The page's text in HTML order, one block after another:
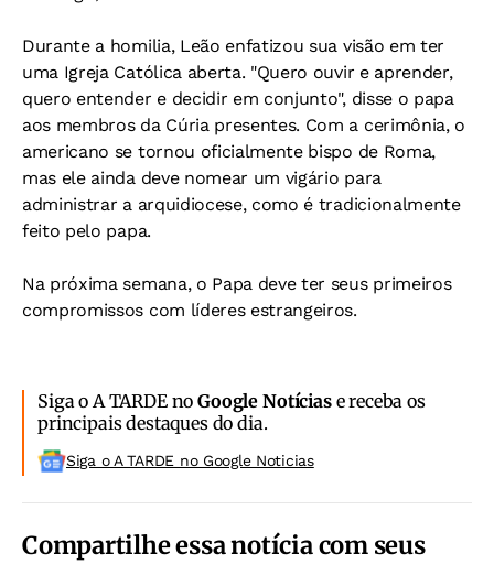
Durante a homilia, Leão enfatizou sua visão em ter
uma Igreja Católica aberta. "Quero ouvir e aprender,
quero entender e decidir em conjunto", disse o papa
aos membros da Cúria presentes. Com a cerimônia, o
americano se tornou oficialmente bispo de Roma,
mas ele ainda deve nomear um vigário para
administrar a arquidiocese, como é tradicionalmente
feito pelo papa.
Na próxima semana, o Papa deve ter seus primeiros
compromissos com líderes estrangeiros.
Siga o A TARDE noGoogle Notíciase receba os
principais destaques do dia.
Siga o A TARDE no Google Noticias
Compartilhe essa notícia com seus